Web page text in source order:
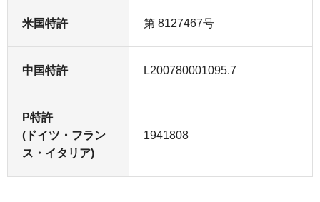
米国特許 第 8127467号
中国特許 L200780001095.7
P特許
(ドイツ・フラン
ス・イタリア)
1941808